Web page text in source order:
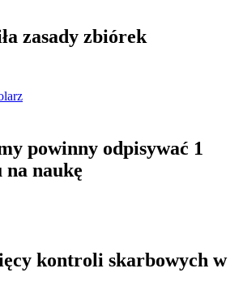
zasady zbiórek
powinny odpisywać 1
naukę
kontroli skarbowych w